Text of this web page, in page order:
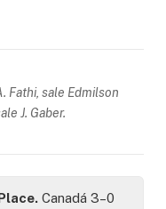
Fathi, sale Edmilson
J. Gaber.
Canadá 3–0